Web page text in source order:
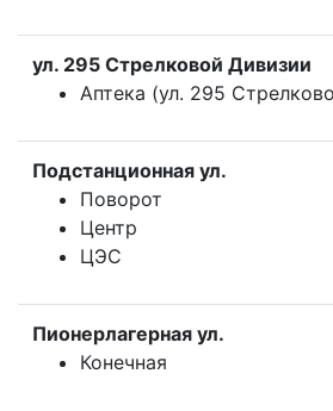
ул. 295 Стрелковой Дивизии
Аптека (ул. 295
Подстанционная ул.
Поворот
Центр
ЦЭС
Пионерлагерная ул.
Конечная